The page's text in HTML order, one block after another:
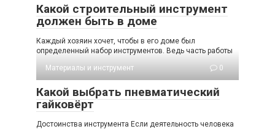
Какой строительный инструмент
должен быть в доме
Каждый хозяин хочет, чтобы в его доме был
определенный набор инструментов. Ведь часть работы
Материалы и инструмент
0
Какой выбрать пневматический
гайковёрт
Достоинства инструмента Если деятельность человека